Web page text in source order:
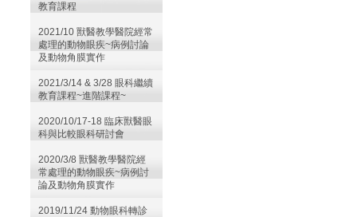
教育課程
2021/10 獸醫教學醫院經常
處理的動物眼疾~病例討論
及動物角膜實作
2021/3/14 & 3/28 眼科繼續
教育課程~進階課程~
2020/10/17-18 臨床獸醫眼
科與比較眼科研討會
2020/3/8 獸醫教學醫院經
常處理的動物眼疾~病例討
論及動物角膜實作
2019/11/24 動物眼科轉診